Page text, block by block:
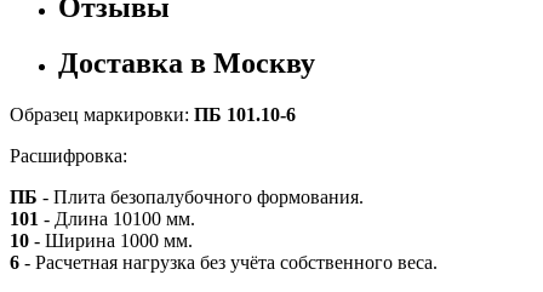
Отзывы
Доставка в Москву
Образец маркировки: ПБ 101.10-6
Расшифровка:
ПБ - Плита безопалубочного формования.
101 - Длина 10100 мм.
10 - Ширина 1000 мм.
6 - Расчетная нагрузка без учёта собственного веса.